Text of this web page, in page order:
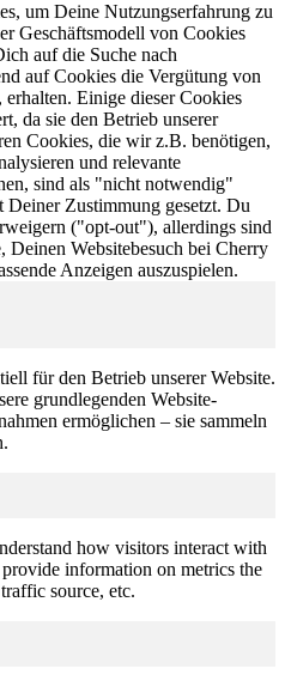
um Deine Nutzungserfahrung zu
Geschäftsmodell von Cookies
auf die Suche nach
auf Cookies die Vergütung von
Einige dieser Cookies
da sie den Betrieb unserer
Cookies, die wir z.B. benötigen,
und relevante
sind als "nicht notwendig"
Zustimmung gesetzt. Du
("opt-out"), allerdings sind
Websitebesuch bei Cherry
Anzeigen auszuspielen.
für den Betrieb unserer Website.
grundlegenden Website-
ermöglichen – sie sammeln
how visitors interact with
information on metrics the
source, etc.